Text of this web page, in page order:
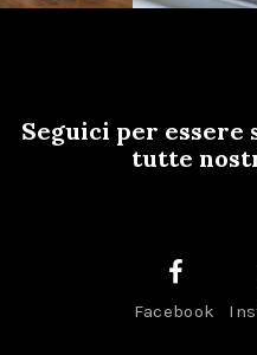
Seguici per essere
tutte
Facebook